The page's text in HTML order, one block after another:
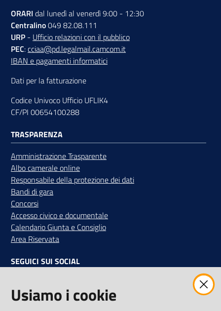
Servizi
Contatti
Newsle
tter
Sala
Stampa
su
ORARI dal lunedì al venerdì 9:00 - 12:30
Centralino049 82.08.111
URP - Ufficio relazioni con il pubblico
PEC:cciaa@pd.legalmail.camcom.it
IBAN e pagamenti informatici
Dati per la fatturazione
Codice Univoco Ufficio UFLIK4
CF/PI 00654100288
TRASPARENZA
Amministrazione Trasparente
Albo camerale online
Responsabile della protezione dei dati
Bandi di gara
Concorsi
Accesso civico e documentale
Calendario Giunta e Consiglio
Area Riservata
SEGUICI SUI SOCIAL
Usiamo i cookie